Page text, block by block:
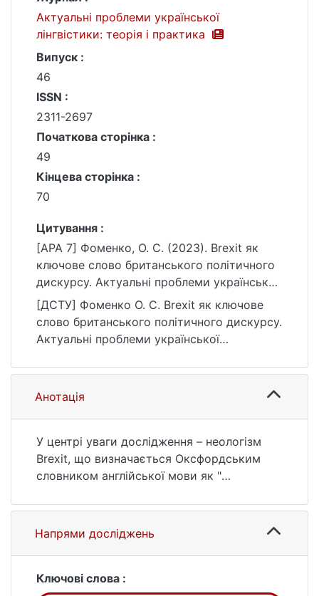
Актуальні проблеми української
лінгвістики: теорія і практика
Випуск :
46
ISSN :
2311-2697
Початкова сторінка :
49
Кінцева сторінка :
70
Цитування :
[APA 7] Фоменко, О. С. (2023). Brexit як
ключове слово британського політичного
дискурсу. Актуальні проблеми української
лінгвістики: теорія і практика, (46), 49–70.
https://doi.org/10.17721/APULTP.2023.46.49-
70
[ДСТУ] Фоменко О. С. Brexit як ключове
слово британського політичного дискурсу.
Актуальні проблеми української
С. 49—70. DOI:
10.17721/APULTP.2023.46.49-70 (дата
звернення: 26.07.2026).
Анотація
У центрі уваги дослідження – неологізм
Brexit, що визначається Оксфордським
словником англійської мови як "
Королівства з Європейського Союзу та
пов'язаний з цим політичний процес".
Іменник Brexit вважають найбільшим
40 років. Політичний новотвір став
Напрями досліджень
Ключові слова :